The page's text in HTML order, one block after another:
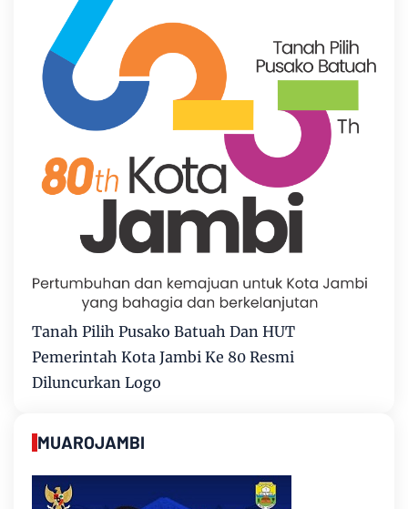
Tanah Pilih Pusako Batuah Dan HUT
Pemerintah Kota Jambi Ke 80 Resmi
Diluncurkan Logo
MUAROJAMBI